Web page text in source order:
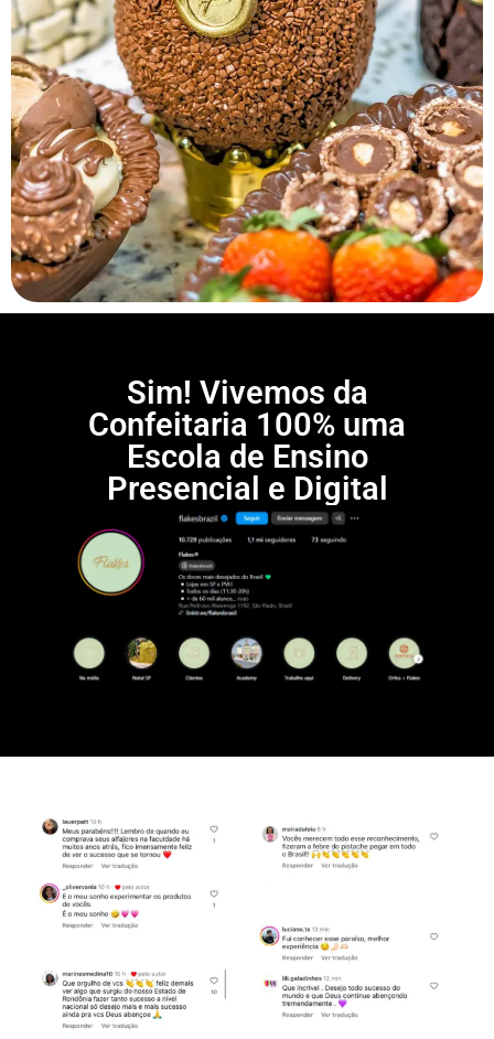
Sim! Vivemos da
Confeitaria 100% uma
Escola de Ensino
Presencial e Digital